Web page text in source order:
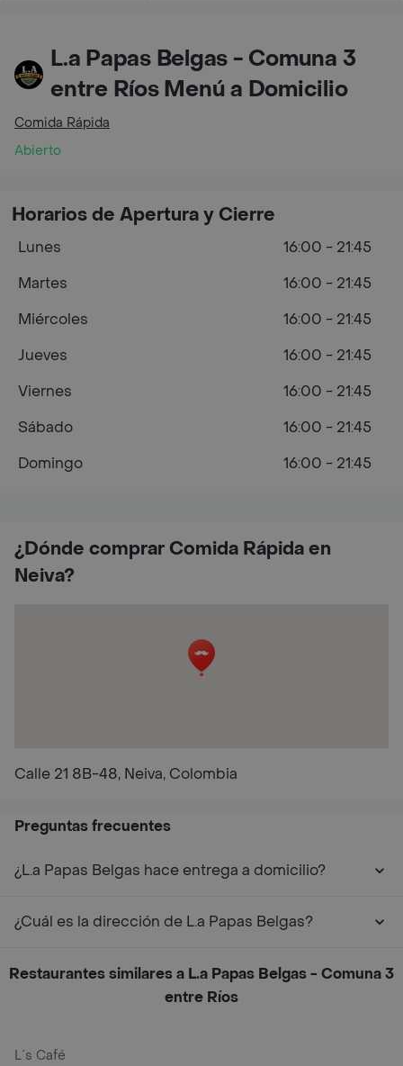
L.a Papas Belgas - Comuna 3
entre Ríos Menú a Domicilio
Comida Rápida
Abierto
¿Dónde comprar Comida Rápida en
Neiva?
Calle 21 8B-48, Neiva, Colombia
Horarios de Apertura y Cierre
Lunes
16:00 - 21:45
Martes
16:00 - 21:45
Miércoles
16:00 - 21:45
Jueves
16:00 - 21:45
Viernes
16:00 - 21:45
Sábado
16:00 - 21:45
Domingo
16:00 - 21:45
Preguntas frecuentes
¿L.a Papas Belgas hace entrega a domicilio?
¿Cuál es la dirección de L.a Papas Belgas?
Restaurantes similares a L.a Papas Belgas - Comuna 3
entre Ríos
L´s Café